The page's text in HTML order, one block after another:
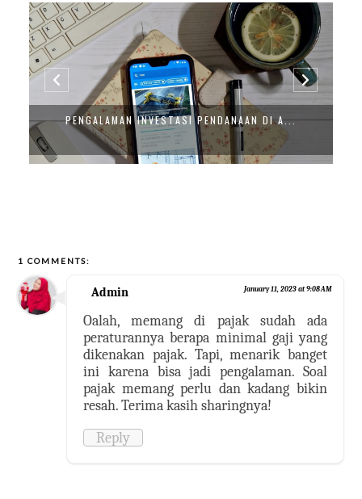
PENGALAMAN INVESTASI PENDANAAN DI A...
1 COMMENTS:
Admin January 11, 2023 at 9:08 AM
Oalah, memang di pajak sudah ada
peraturannya berapa minimal gaji yang
dikenakan pajak. Tapi, menarik banget
ini karena bisa jadi pengalaman. Soal
pajak memang perlu dan kadang bikin
resah. Terima kasih sharingnya!
Reply